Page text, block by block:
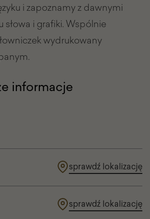
i zapoznamy z dawnymi
i grafiki. Wspólnie
wydrukowany
informacje
sprawdź lokalizację
sprawdź lokalizację